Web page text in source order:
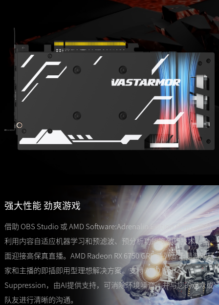
强大性能 劲爽游戏
借助 OBS Studio 或 AMD Software:Adrenalin Edition 应用，充分
利用内容自适应机器学习和预滤波、预分析功能等创新技术，全
面迎接高保真直播。AMD Radeon RX 6750 GRE 系列显卡是游戏玩
家和主播的即插即用型理想解决方案。支持 AMD Noise
Suppression，由AI提供支持，可消除环境噪音，并与您的观众或
队友进行清晰的沟通。